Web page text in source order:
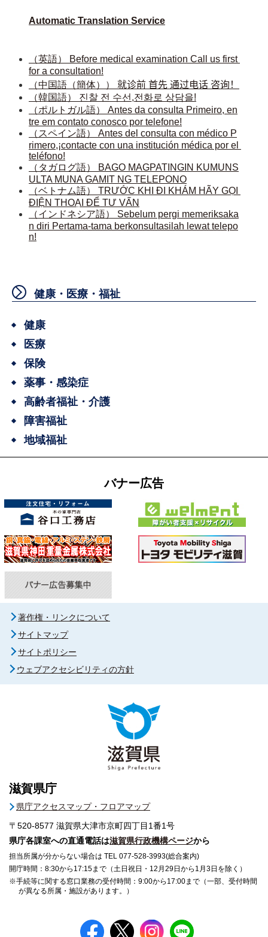
Automatic Translation Service
（英語）
Before medical examination Call us first
for a consultation!
（中国語（簡体））
就诊前 首先 通过电话 咨询！
（韓国語）
진찰 전 수선,전화로 상담을!
（ポルトガル語）
Antes da consulta Primeiro, en
tre em contato conosco por telefone!
（スペイン語）
Antes del consulta con médico P
rimero,¡contacte con una institución médica por el
teléfono!
（タガログ語）
BAGO MAGPATINGIN KUMUNS
ULTA MUNA GAMIT NG TELEPONO
（ベトナム語）
TRƯỚC KHI ĐI KHÁM HÃY GỌI
ĐIỆN THOẠI ĐỂ TƯ VẤN
（インドネシア語）
Sebelum pergi memeriksaka
n diri Pertama-tama berkonsultasilah lewat telepo
n!
健康・医療・福祉
健康
医療
保険
薬事・感染症
高齢者福祉・介護
障害福祉
地域福祉
バナー広告
著作権・リンクについて
サイトマップ
サイトポリシー
ウェブアクセシビリティの方針
滋賀県庁
県庁アクセスマップ・フロアマップ
〒520-8577 滋賀県大津市京町四丁目1番1号
県庁各課室への直通電話は滋賀県行政機構ページから
担当所属が分からない場合は TEL 077-528-3993(総合案内)
開庁時間：8:30から17:15まで（土日祝日・12月29日から1月3日を除く）
※手続等に関する窓口業務の受付時間：9:00から17:00まで（一部、受付時間
が異なる所属・施設があります。）